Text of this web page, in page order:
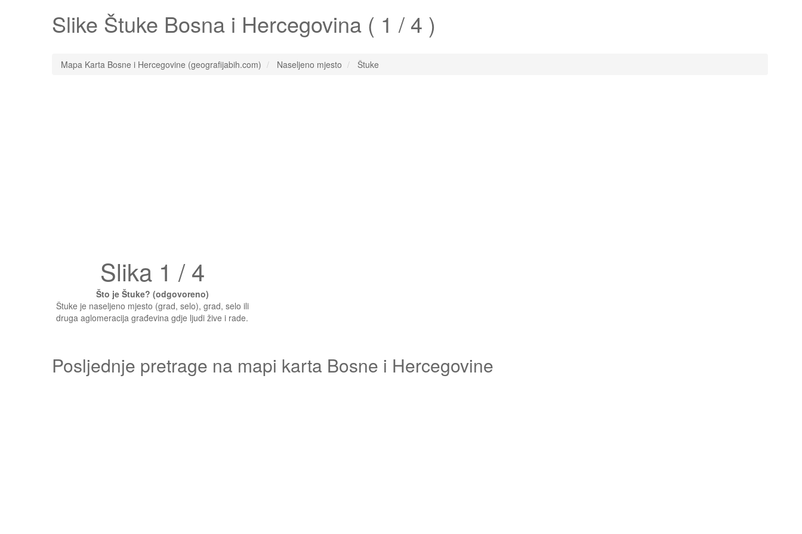
Slike Štuke Bosna i Hercegovina ( 1 / 4 )
Mapa Karta Bosne i Hercegovine (geografijabih.com) Naseljeno mjesto Štuke
Slika 1 / 4
Što je Štuke? (odgovoreno)
Štuke je naseljeno mjesto (grad, selo), grad, selo ili
druga aglomeracija građevina gdje ljudi žive i rade.
Posljednje pretrage na mapi karta Bosne i Hercegovine